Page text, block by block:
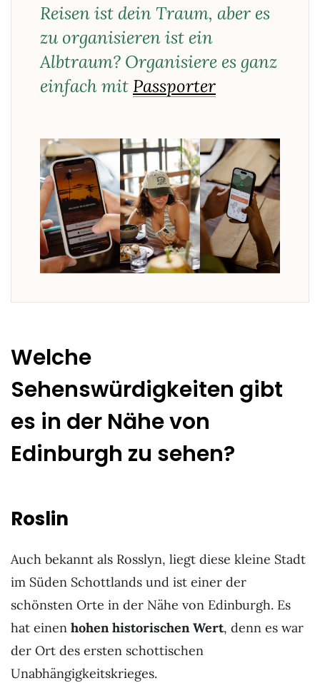
Reisen ist dein Traum, aber es
zu organisieren ist ein
Albtraum? Organisiere es ganz
einfach mit Passporter
Welche
Sehenswürdigkeiten gibt
es in der Nähe von
Edinburgh zu sehen?
Roslin
Auch bekannt als Rosslyn, liegt diese kleine Stadt
im Süden Schottlands und ist einer der
schönsten Orte in der Nähe von Edinburgh. Es
hat einen hohen historischen Wert, denn es war
der Ort des ersten schottischen
Unabhängigkeitskrieges.